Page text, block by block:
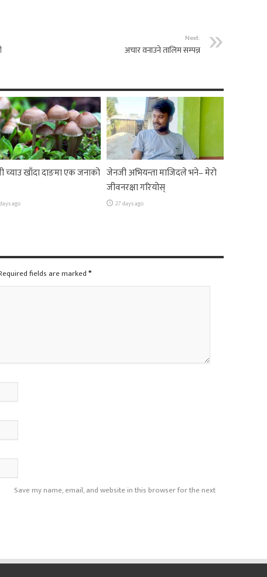
Next:
अचार वनाउने तालिम सम्पन्न
च्याउ खाँदा दाङमा एक जनाको
ago
जेनजी अभियन्ता माजिदले भने– मेरो
जीवनरक्षा गरियोस्
27 days ago
fields are marked*
Save my name, email, and website in this browser for the next